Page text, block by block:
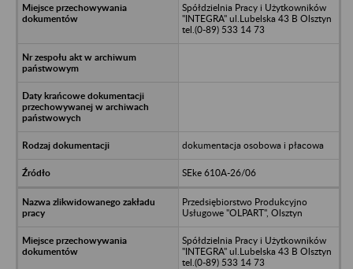
Spółdzielnia Pracy i Użytkowników
"INTEGRA" ul.Lubelska 43 B Olsztyn
tel.(0-89) 533 14 73
dokumentacja osobowa i płacowa
SEke 610A-26/06
Przedsiębiorstwo Produkcyjno
Usługowe "OLPART", Olsztyn
Spółdzielnia Pracy i Użytkowników
"INTEGRA" ul.Lubelska 43 B Olsztyn
tel.(0-89) 533 14 73